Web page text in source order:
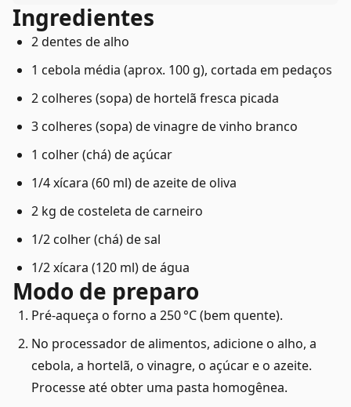
Ingredientes
2 dentes de alho
1 cebola média (aprox. 100 g), cortada em pedaços
2 colheres (sopa) de hortelã fresca picada
3 colheres (sopa) de vinagre de vinho branco
1 colher (chá) de açúcar
1/4 xícara (60 ml) de azeite de oliva
2 kg de costeleta de carneiro
1/2 colher (chá) de sal
1/2 xícara (120 ml) de água
Modo de preparo
Pré-aqueça o forno a 250 °C (bem quente).
No processador de alimentos, adicione o alho, a
cebola, a hortelã, o vinagre, o açúcar e o azeite.
Processe até obter uma pasta homogênea.